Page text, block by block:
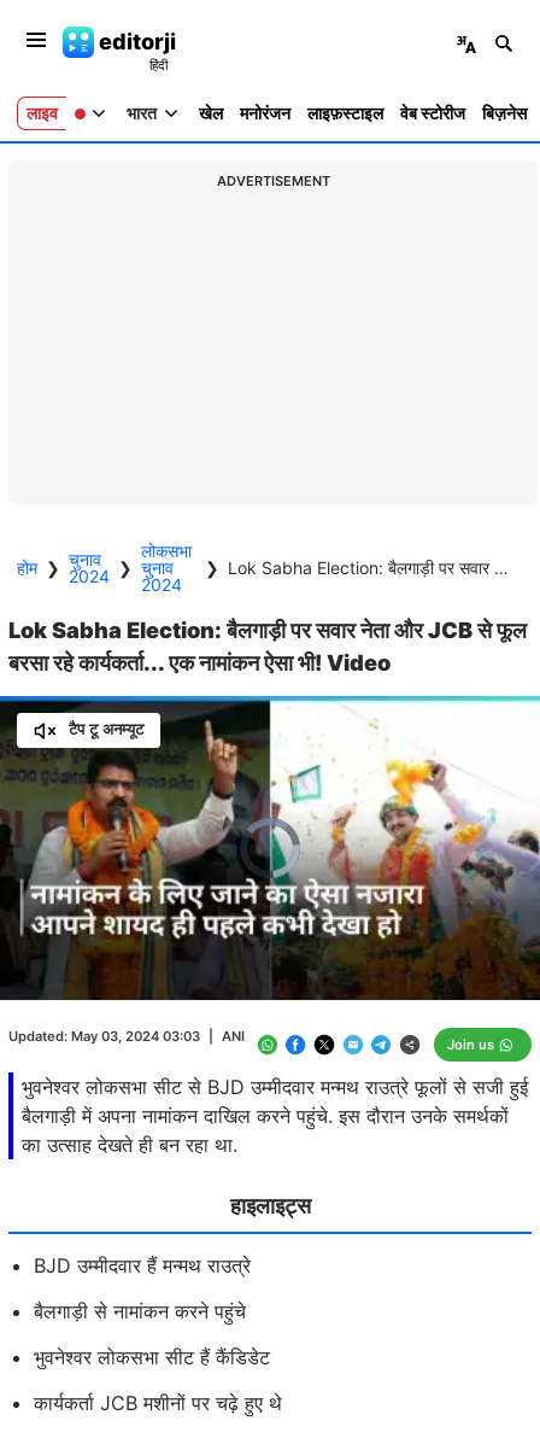
editorji
लाइव भारत खेल मनोरंजन लाइफ़स्टाइल वेब स्टोरीज बिज़नेस
ADVERTISEMENT
होम ❯ चुनाव
2024 ❯
लोकसभा
चुनाव
2024
❯ Lok Sabha Election: बैलगाड़ी पर सवार नेता और JCB से फूल बरसा रहे कार्यकर्ता... एक नामांकन ऐसा भी! Video
Lok Sabha Election: बैलगाड़ी पर सवार नेता और JCB से फूल
बरसा रहे कार्यकर्ता... एक नामांकन ऐसा भी! Video
भुवनेश्वर लोकसभा सीट से BJD उम्मीदवार मन्मथ राउत्रे फूलों से सजी हुई
बैलगाड़ी में अपना नामांकन दाखिल करने पहुंचे. इस दौरान उनके समर्थकों
का उत्साह देखते ही बन रहा था.
Updated: May 03, 2024 03:03 ANI Join us
टैप टू अनम्यूट
Video
Player
is
loading.
हाइलाइट्स
BJD उम्मीदवार हैं मन्मथ राउत्रे
बैलगाड़ी से नामांकन करने पहुंचे
भुवनेश्वर लोकसभा सीट हैं कैंडिडेट
कार्यकर्ता JCB मशीनों पर चढ़े हुए थे